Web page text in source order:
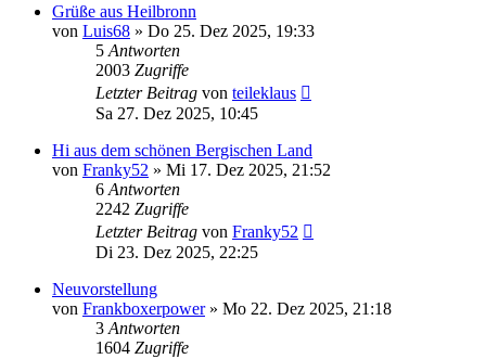
Grüße aus Heilbronn
von Luis68 » Do 25. Dez 2025, 19:33
5 Antworten
2003 Zugriffe
Letzter Beitrag von teileklaus
Sa 27. Dez 2025, 10:45
Hi aus dem schönen Bergischen Land
von Franky52 » Mi 17. Dez 2025, 21:52
6 Antworten
2242 Zugriffe
Letzter Beitrag von Franky52
Di 23. Dez 2025, 22:25
Neuvorstellung
von Frankboxerpower» Mo 22. Dez 2025, 21:18
3 Antworten
1604 Zugriffe